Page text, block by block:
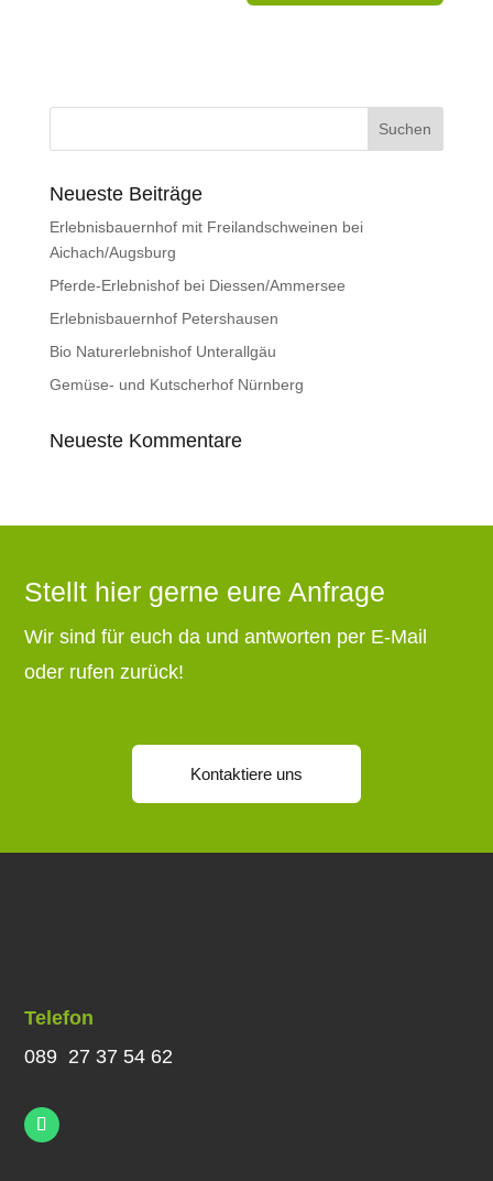
Neueste Beiträge
Erlebnisbauernhof mit Freilandschweinen bei
Aichach/Augsburg
Pferde-Erlebnishof bei Diessen/Ammersee
Erlebnisbauernhof Petershausen
Bio Naturerlebnishof Unterallgäu
Gemüse- und Kutscherhof Nürnberg
Neueste Kommentare
Stellt hier gerne eure Anfrage
Wir sind für euch da und antworten per E-Mail
oder rufen zurück!
Kontaktiere uns
Telefon
089 27 37 54 62